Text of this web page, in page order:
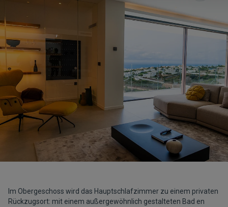
Im Obergeschoss wird das Hauptschlafzimmer zu einem privaten
Rückzugsort: mit einem außergewöhnlich gestalteten Bad en